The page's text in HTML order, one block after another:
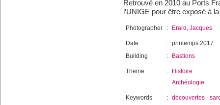
Retrouvé en 2010 au Ports
l’UNIGE pour être exposé à
Photographer : Erard, Jacques
Date : printemps 2017
Building
: Bastions
Theme :
Histoire
Archéologie
Keywords : découvertes -